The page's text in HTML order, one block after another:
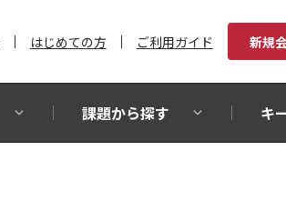
はじめての方 ご利用ガイド 新規
課題から探す キ